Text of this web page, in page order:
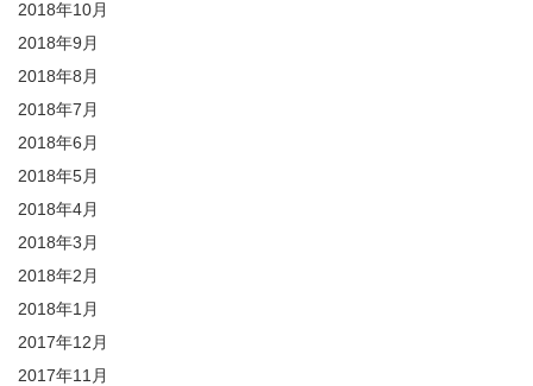
2018年10月
2018年9月
2018年8月
2018年7月
2018年6月
2018年5月
2018年4月
2018年3月
2018年2月
2018年1月
2017年12月
2017年11月